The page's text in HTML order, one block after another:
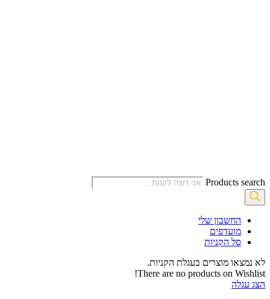
Products search
החשבון שלי‬
‫מועדפים‬‬
סל הקניות
לא נמצאו מוצרים בעגלת הקניות.
There are no products on Wishlist!
הצג עגלה